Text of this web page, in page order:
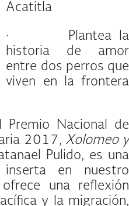
Acatitla
· Plantea la
historia de amor
entre dos perros que
viven en la frontera
Premio Nacional de
2017, Xolomeo y
Pulido, es una
en nuestro
una reflexión
y la migración,